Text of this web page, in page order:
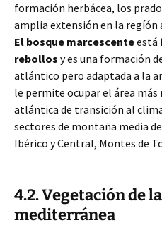
formación herbácea, los
amplia extensión en la regíón
El bosque marcescenteestá
rebollos y es una formación
atlántico pero adaptada a la
le permite ocupar el área
atlántica de transición al
sectores de montaña media
Ibérico y Central, Montes de
4.2. Vegetación de
mediterránea